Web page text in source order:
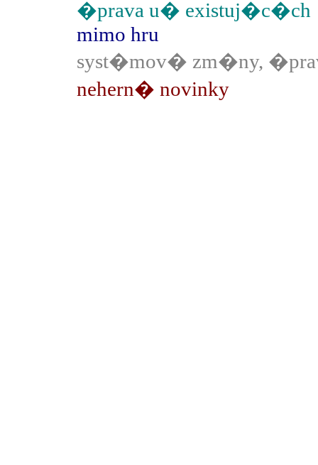
�prava u� existuj�c�ch
mimo hru
syst�mov� zm�ny,
nehern� novinky